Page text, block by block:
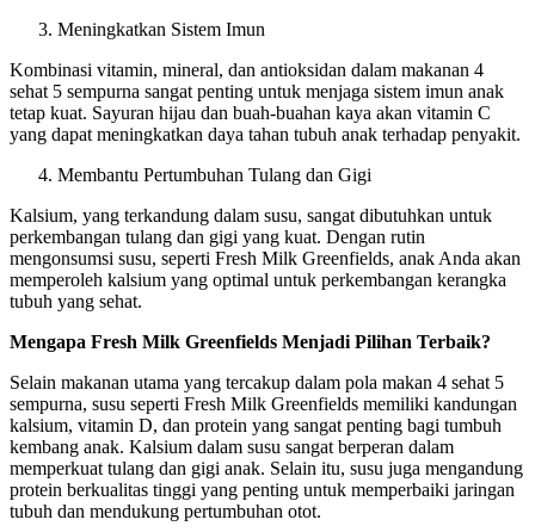
Meningkatkan Sistem Imun
Kombinasi vitamin, mineral, dan antioksidan dalam makanan 4
sehat 5 sempurna sangat penting untuk menjaga sistem imun anak
tetap kuat. Sayuran hijau dan buah-buahan kaya akan vitamin C
yang dapat meningkatkan daya tahan tubuh anak terhadap penyakit.
Membantu Pertumbuhan Tulang dan Gigi
Kalsium, yang terkandung dalam susu, sangat dibutuhkan untuk
perkembangan tulang dan gigi yang kuat. Dengan rutin
mengonsumsi susu, seperti Fresh Milk Greenfields, anak Anda akan
memperoleh kalsium yang optimal untuk perkembangan kerangka
tubuh yang sehat.
Mengapa Fresh Milk Greenfields Menjadi Pilihan Terbaik?
Selain makanan utama yang tercakup dalam pola makan 4 sehat 5
sempurna, susu seperti Fresh Milk Greenfields memiliki kandungan
kalsium, vitamin D, dan protein yang sangat penting bagi tumbuh
kembang anak. Kalsium dalam susu sangat berperan dalam
memperkuat tulang dan gigi anak. Selain itu, susu juga mengandung
protein berkualitas tinggi yang penting untuk memperbaiki jaringan
tubuh dan mendukung pertumbuhan otot.